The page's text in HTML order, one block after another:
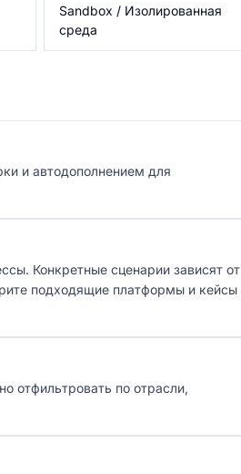
Sandbox / Изолированная
среда
и автодополнением для
Конкретные сценарии зависят от
подходящие платформы и кейсы
отфильтровать по отрасли,